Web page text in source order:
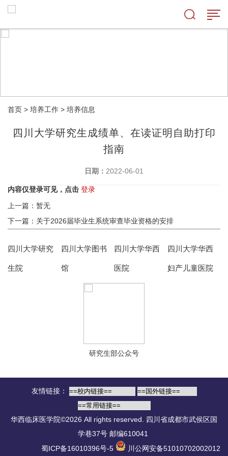
首页 > 培养工作 > 培养信息
四川大学研究生成绩单、在读证明自助打印
指南
日期： 2022-06-01
内容仅登录可见，点击 登录
上一篇：暂无
下一篇：关于2026届毕业生系统审查毕业资格的安排
四川大学研究
生院
四川大学图书
馆
四川大学华西
医院
四川大学华西
妇产儿童医院
研究生部公众号
友情链接：
华西临床医学院©2026 All rights reserved.
四川省成都市武侯区国
学巷37号 邮编610041
蜀ICP备16010396号-5
川公网安备51010702002012